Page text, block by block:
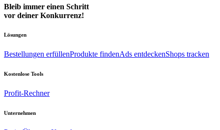
Bleib immer einen Schritt
vor deiner Konkurrenz!
Lösungen
Bestellungen erfüllenProdukte findenAds entdeckenShops tracken
Kostenlose Tools
Profit-Rechner
Unternehmen